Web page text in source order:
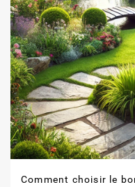
Comment choisir le